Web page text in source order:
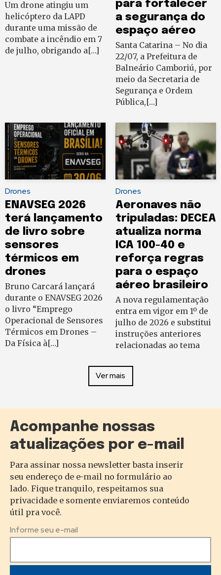
Um drone atingiu um
helicóptero da LAPD
durante uma missão de
combate a incêndio em 7
de julho, obrigando a[…]
para fortalecer
a segurança do
espaço aéreo
Santa Catarina – No dia
22/07, a Prefeitura de
Balneário Camboriú, por
meio da Secretaria de
Segurança e Ordem
Pública,[…]
Drones
ENAVSEG 2026
terá lançamento
de livro sobre
sensores
térmicos em
drones
Bruno Carcará lançará
durante o ENAVSEG 2026
o livro “Emprego
Operacional de Sensores
Térmicos em Drones –
Da Física à[…]
Drones
Aeronaves não
tripuladas: DECEA
atualiza norma
ICA 100-40 e
reforça regras
para o espaço
aéreo brasileiro
A nova regulamentação
entra em vigor em 1º de
julho de 2026 e substitui
instruções anteriores
relacionadas ao tema
Ver mais
Acompanhe nossas
atualizações por e-mail
Para assinar nossa newsletter basta inserir
seu endereço de e-mail no formulário ao
lado. Fique tranquilo, respeitamos sua
privacidade e somente enviaremos conteúdo
útil pra você.
Informe seu e-mail